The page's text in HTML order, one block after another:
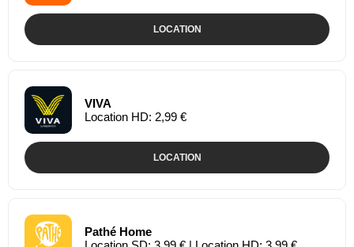
LOCATION
VIVA
Location HD: 2,99 €
LOCATION
Pathé Home